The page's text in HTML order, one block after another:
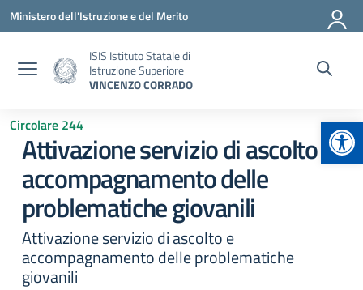
Vai ai contenuti
Vai al menu di navigazione
Vai al footer
Ministero dell'Istruzione e del Merito
ISIS Istituto Statale di
Istruzione Superiore
VINCENZO CORRADO
Circolare 244
Attivazione servizio di ascolto e
accompagnamento delle
problematiche giovanili
Attivazione servizio di ascolto e
accompagnamento delle problematiche
giovanili